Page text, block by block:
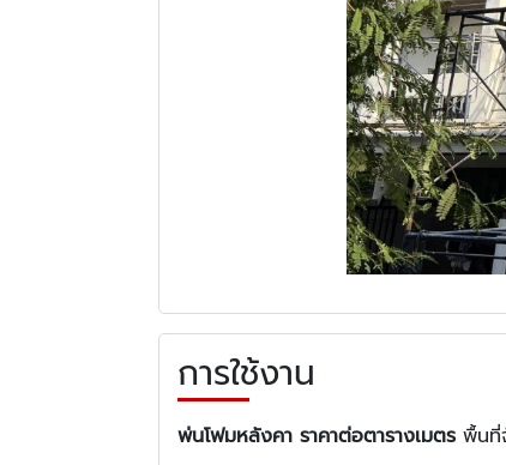
การใช้งาน
พ่นโฟมหลังคา ราคาต่อตารางเมตร พื้นที่